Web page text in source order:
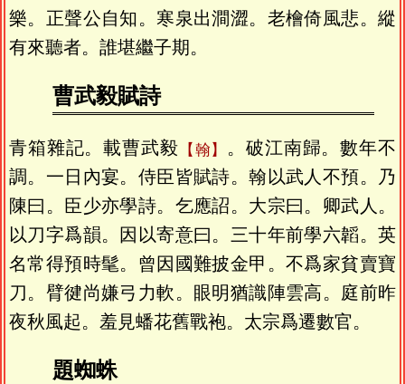
樂。正聲公自知。寒泉出澗澀。老檜倚風悲。縱
有來聽者。誰堪繼子期。
曹武毅賦詩
青箱雜記。載曹武毅 翰
。破江南歸。數年不
調。一日內宴。侍臣皆賦詩。翰以武人不預。乃
陳曰。臣少亦學詩。乞應詔。大宗曰。卿武人。
以刀字爲韻。因以寄意曰。三十年前學六韜。英
名常得預時髦。曾因國難披金甲。不爲家貧賣寶
刀。臂徤尚嫌弓力軟。眼明猶識陣雲高。庭前昨
夜秋風起。羞見蟠花舊戰袍。太宗爲遷數官。
題蜘蛛